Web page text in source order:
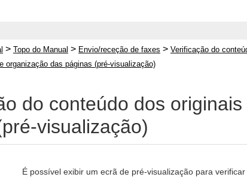
> Topo do Manual > Envio/receção de faxes > Verificação do
organização das páginas (pré-visualização)
do conteúdo dos
visualização)
É possível exibir um ecrã de pré-visualização para